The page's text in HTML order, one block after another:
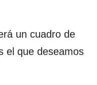
un cuadro de
el que deseamos